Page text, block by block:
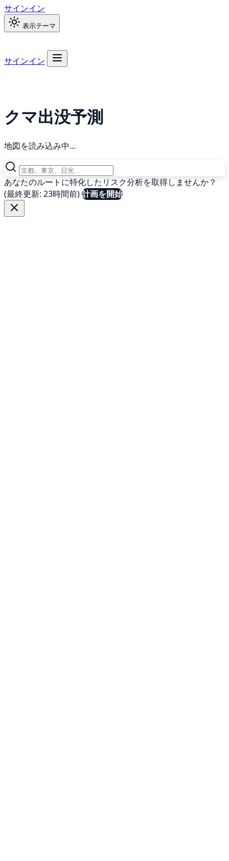
サインイン
表示テーマ
サインイン
クマ出没予測
地図を読み込み中...
あなたのルートに特化したリスク分析を取得しませんか？
(最終更新: 23時間前)計画を開始